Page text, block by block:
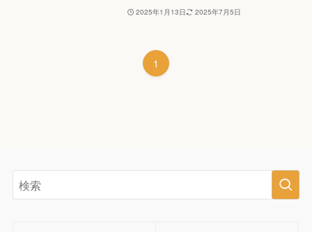
2025年1月13日 2025年7月5日
1